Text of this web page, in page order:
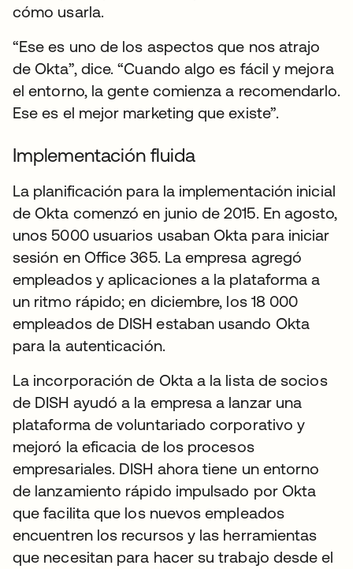
cómo usarla.
“Ese es uno de los aspectos que nos atrajo
de Okta”, dice. “Cuando algo es fácil y mejora
el entorno, la gente comienza a recomendarlo.
Ese es el mejor marketing que existe”.
Implementación fluida
La planificación para la implementación inicial
de Okta comenzó en junio de 2015. En agosto,
unos 5000 usuarios usaban Okta para iniciar
sesión en Office 365. La empresa agregó
empleados y aplicaciones a la plataforma a
un ritmo rápido; en diciembre, los 18 000
empleados de DISH estaban usando Okta
para la autenticación.
La incorporación de Okta a la lista de socios
de DISH ayudó a la empresa a lanzar una
plataforma de voluntariado corporativo y
mejoró la eficacia de los procesos
empresariales. DISH ahora tiene un entorno
de lanzamiento rápido impulsado por Okta
que facilita que los nuevos empleados
encuentren los recursos y las herramientas
que necesitan para hacer su trabajo desde el